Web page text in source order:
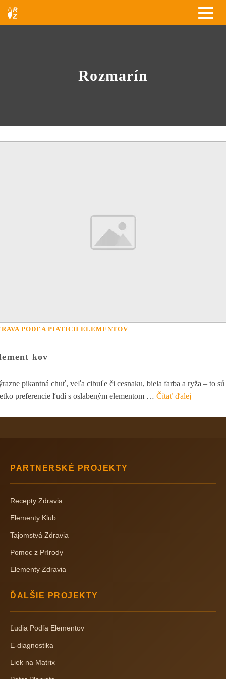
Rozmarín
PODĽA PIATICH ELEMENTOV
kov
pikantná chuť, veľa cibuľe či cesnaku, biela farba a ryža – to sú
preferencie ľudí s oslabeným elementom … Čítať ďalej
PARTNERSKÉ PROJEKTY
Recepty Zdravia
Elementy Klub
Tajomstvá Zdravia
Pomoc z Prírody
Elementy Zdravia
ĎALŠIE PROJEKTY
Ľudia Podľa Elementov
E-diagnostika
Liek na Matrix